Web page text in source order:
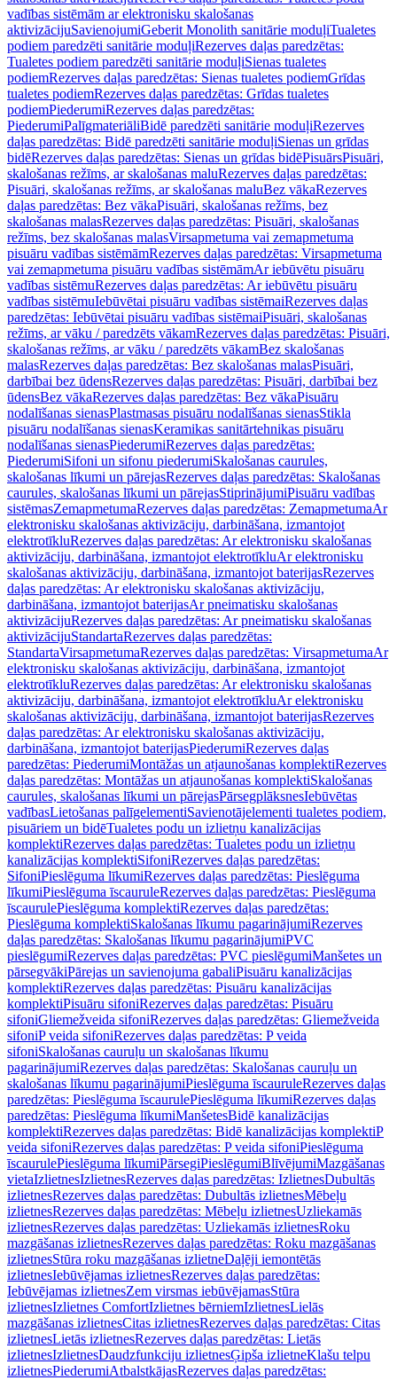
vadības sistēmām ar elektronisku skalošanas
aktivizācijuSavienojumiGeberit Monolith sanitārie moduļiTualetes
podiem paredzēti sanitārie moduļiRezerves daļas paredzētas:
Tualetes podiem paredzēti sanitārie moduļiSienas tualetes
podiemRezerves daļas paredzētas: Sienas tualetes podiemGrīdas
tualetes podiemRezerves daļas paredzētas: Grīdas tualetes
podiemPiederumiRezerves daļas paredzētas:
PiederumiPalīgmateriāliBidē paredzēti sanitārie moduļiRezerves
daļas paredzētas: Bidē paredzēti sanitārie moduļiSienas un grīdas
bidēRezerves daļas paredzētas: Sienas un grīdas bidēPisuārsPisuāri,
skalošanas režīms, ar skalošanas maluRezerves daļas paredzētas:
Pisuāri, skalošanas režīms, ar skalošanas maluBez vākaRezerves
daļas paredzētas: Bez vākaPisuāri, skalošanas režīms, bez
skalošanas malasRezerves daļas paredzētas: Pisuāri, skalošanas
režīms, bez skalošanas malasVirsapmetuma vai zemapmetuma
pisuāru vadības sistēmāmRezerves daļas paredzētas: Virsapmetuma
vai zemapmetuma pisuāru vadības sistēmāmAr iebūvētu pisuāru
vadības sistēmuRezerves daļas paredzētas: Ar iebūvētu pisuāru
vadības sistēmuIebūvētai pisuāru vadības sistēmaiRezerves daļas
paredzētas: Iebūvētai pisuāru vadības sistēmaiPisuāri, skalošanas
režīms, ar vāku / paredzēts vākamRezerves daļas paredzētas: Pisuāri,
skalošanas režīms, ar vāku / paredzēts vākamBez skalošanas
malasRezerves daļas paredzētas: Bez skalošanas malasPisuāri,
darbībai bez ūdensRezerves daļas paredzētas: Pisuāri, darbībai bez
ūdensBez vākaRezerves daļas paredzētas: Bez vākaPisuāru
nodalīšanas sienasPlastmasas pisuāru nodalīšanas sienasStikla
pisuāru nodalīšanas sienasKeramikas sanitārtehnikas pisuāru
nodalīšanas sienasPiederumiRezerves daļas paredzētas:
PiederumiSifoni un sifonu piederumiSkalošanas caurules,
skalošanas līkumi un pārejasRezerves daļas paredzētas: Skalošanas
caurules, skalošanas līkumi un pārejasStiprinājumiPisuāru vadības
sistēmasZemapmetumaRezerves daļas paredzētas: ZemapmetumaAr
elektronisku skalošanas aktivizāciju, darbināšana, izmantojot
elektrotīkluRezerves daļas paredzētas: Ar elektronisku skalošanas
aktivizāciju, darbināšana, izmantojot elektrotīkluAr elektronisku
skalošanas aktivizāciju, darbināšana, izmantojot baterijasRezerves
daļas paredzētas: Ar elektronisku skalošanas aktivizāciju,
darbināšana, izmantojot baterijasAr pneimatisku skalošanas
aktivizācijuRezerves daļas paredzētas: Ar pneimatisku skalošanas
aktivizācijuStandartaRezerves daļas paredzētas:
StandartaVirsapmetumaRezerves daļas paredzētas: VirsapmetumaAr
elektronisku skalošanas aktivizāciju, darbināšana, izmantojot
elektrotīkluRezerves daļas paredzētas: Ar elektronisku skalošanas
aktivizāciju, darbināšana, izmantojot elektrotīkluAr elektronisku
skalošanas aktivizāciju, darbināšana, izmantojot baterijasRezerves
daļas paredzētas: Ar elektronisku skalošanas aktivizāciju,
darbināšana, izmantojot baterijasPiederumiRezerves daļas
paredzētas: PiederumiMontāžas un atjaunošanas komplektiRezerves
daļas paredzētas: Montāžas un atjaunošanas komplektiSkalošanas
caurules, skalošanas līkumi un pārejasPārsegplāksnesIebūvētas
vadībasLietošanas palīgelementiSavienotājelementi tualetes podiem,
pisuāriem un bidēTualetes podu un izlietņu kanalizācijas
komplektiRezerves daļas paredzētas: Tualetes podu un izlietņu
kanalizācijas komplektiSifoniRezerves daļas paredzētas:
SifoniPieslēguma līkumiRezerves daļas paredzētas: Pieslēguma
līkumiPieslēguma īscauruleRezerves daļas paredzētas: Pieslēguma
īscaurulePieslēguma komplektiRezerves daļas paredzētas:
Pieslēguma komplektiSkalošanas līkumu pagarinājumiRezerves
daļas paredzētas: Skalošanas līkumu pagarinājumiPVC
pieslēgumiRezerves daļas paredzētas: PVC pieslēgumiManšetes un
pārsegvākiPārejas un savienojuma gabaliPisuāru kanalizācijas
komplektiRezerves daļas paredzētas: Pisuāru kanalizācijas
komplektiPisuāru sifoniRezerves daļas paredzētas: Pisuāru
sifoniGliemežveida sifoniRezerves daļas paredzētas: Gliemežveida
sifoniP veida sifoniRezerves daļas paredzētas: P veida
sifoniSkalošanas cauruļu un skalošanas līkumu
pagarinājumiRezerves daļas paredzētas: Skalošanas cauruļu un
skalošanas līkumu pagarinājumiPieslēguma īscauruleRezerves daļas
paredzētas: Pieslēguma īscaurulePieslēguma līkumiRezerves daļas
paredzētas: Pieslēguma līkumiManšetesBidē kanalizācijas
komplektiRezerves daļas paredzētas: Bidē kanalizācijas komplektiP
veida sifoniRezerves daļas paredzētas: P veida sifoniPieslēguma
īscaurulePieslēguma līkumiPārsegiPieslēgumiBlīvējumiMazgāšanas
vietaIzlietnesIzlietnesRezerves daļas paredzētas: IzlietnesDubultās
izlietnesRezerves daļas paredzētas: Dubultās izlietnesMēbeļu
izlietnesRezerves daļas paredzētas: Mēbeļu izlietnesUzliekamās
izlietnesRezerves daļas paredzētas: Uzliekamās izlietnesRoku
mazgāšanas izlietnesRezerves daļas paredzētas: Roku mazgāšanas
izlietnesStūra roku mazgāšanas izlietneDaļēji iemontētās
izlietnesIebūvējamas izlietnesRezerves daļas paredzētas:
Iebūvējamas izlietnesZem virsmas iebūvējamasStūra
izlietnesIzlietnes ComfortIzlietnes bērniemIzlietnesLielās
mazgāšanas izlietnesCitas izlietnesRezerves daļas paredzētas: Citas
izlietnesLietās izlietnesRezerves daļas paredzētas: Lietās
izlietnesIzlietnesDaudzfunkciju izlietnesĢipša izlietneKlašu telpu
izlietnesPiederumiAtbalstkājasRezerves daļas paredzētas: